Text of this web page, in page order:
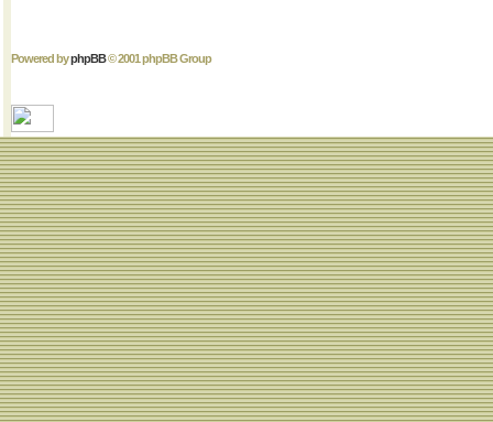
Powered byphpBB© 2001 phpBB Group